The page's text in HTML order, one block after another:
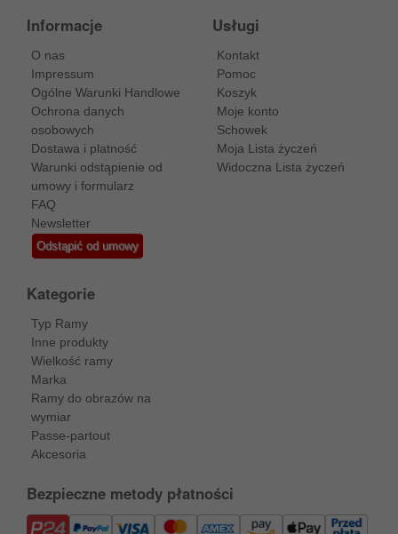
Informacje
O nas
Impressum
Ogólne Warunki Handlowe
Ochrona danych
osobowych
Dostawa i platność
Warunki odstąpienie od
umowy i formularz
FAQ
Newsletter
Odstąpić od umowy
Usługi
Kontakt
Pomoc
Koszyk
Moje konto
Schowek
Moja Lista życzeń
Widoczna Lista życzeń
Kategorie
Typ Ramy
Inne produkty
Wielkość ramy
Marka
Ramy do obrazów na
wymiar
Passe-partout
Akcesoria
Bezpieczne metody płatności